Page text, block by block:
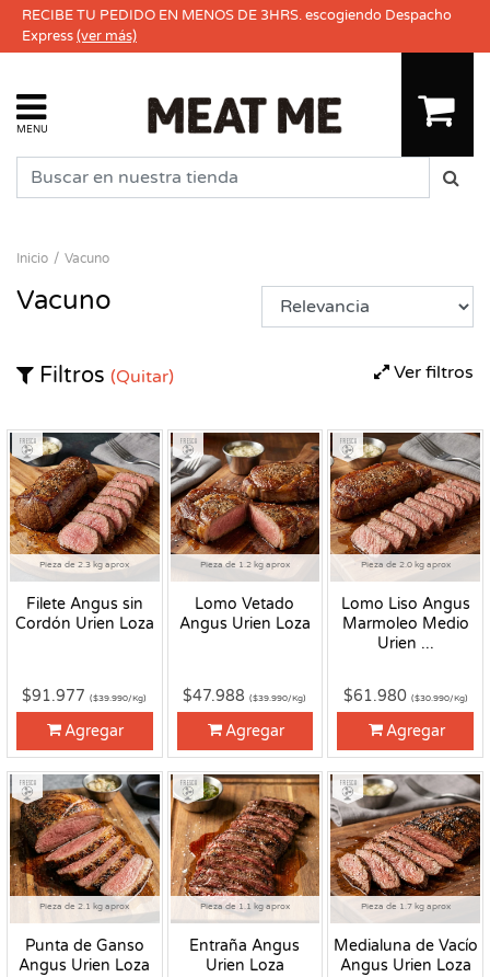
RECIBE TU PEDIDO EN MENOS DE 3HRS. escogiendo Despacho
Express(ver más)
MENU
Inicio Vacuno
Vacuno
Ver filtros
Filtros (Quitar)
Pieza de 2.3 kg aprox
Filete Angus sin
Cordón Urien Loza
Fresco
$91.977($39.990/Kg)
Agregar
Pieza de 1.2 kg aprox
Lomo Vetado
Angus Urien Loza
Fresco
$47.988($39.990/Kg)
Agregar
Pieza de 2.0 kg aprox
Lomo Liso Angus
Marmoleo Medio
Urien ...
Fresco
$61.980 ($30.990/Kg)
Agregar
Pieza de 2.1 kg aprox
Punta de Ganso
Angus Urien Loza
Fresco
Pieza de 1.1 kg aprox
Entraña Angus
Urien Loza
Fresco
Pieza de 1.7 kg aprox
Medialuna de Vacío
Angus Urien Loza
Fresco